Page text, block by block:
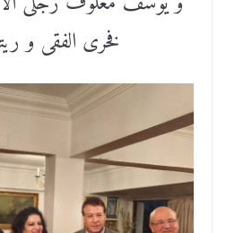
فخرى الفقى و